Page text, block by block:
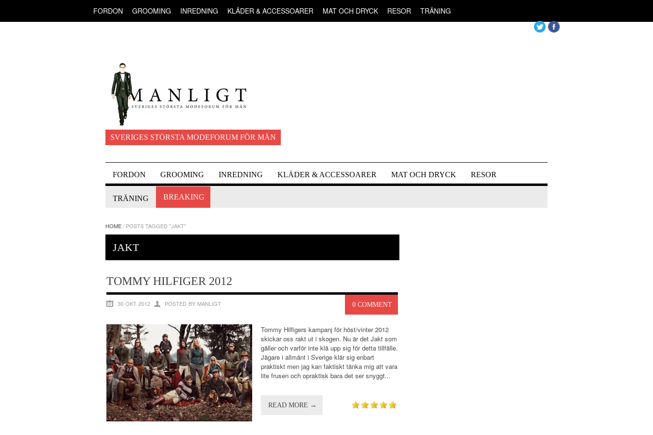
FORDON GROOMING INREDNING KLÄDER & ACCESSOARER MAT OCH DRYCK RESOR TRÄNING
SVERIGES STÖRSTA MODEFORUM FÖR MÄN
FORDON GROOMING INREDNING KLÄDER & ACCESSOARER MAT OCH DRYCK RESOR
TRÄNING BREAKING
HOME/ POSTS TAGGED "JAKT"
JAKT
TOMMY HILFIGER 2012
0 COMMENT
30 OKT 2012 POSTED BY MANLIGT
Tommy Hilfigers kampanj för höst/vinter 2012
skickar oss rakt ut i skogen. Nu är det Jakt som
gäller och varför inte klä upp sig för detta tillfälle.
Jägare i allmänt i Sverige klär sig enbart
praktiskt men jag kan faktiskt tänka mig att vara
lite frusen och opraktisk bara det ser snyggt...
READ MORE →